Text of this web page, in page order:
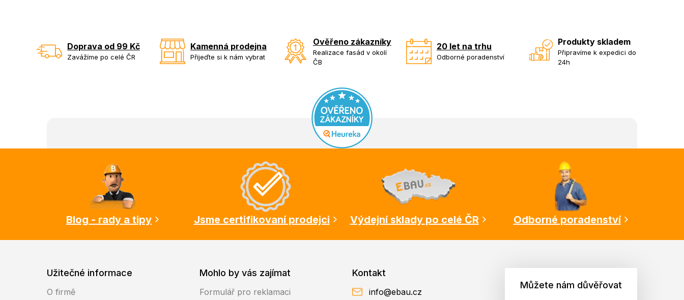
Doprava od 99 Kč
Zavážíme po celé ČR
Kamenná prodejna
Přijeďte si k nám vybrat
Ověřeno zákazníky
Realizace fasád v okolí
ČB
20 let na trhu
Odborné poradenství
Produkty skladem
Připravíme k expedici do
24h
Blog - rady a tipy
Jsme certifikovaní prodejci Výdejní sklady po celé ČR Odborné poradenství
Užitečné informace
O firmě
Mohlo by vás zajímat
Formulář pro reklamaci
Kontakt
info@ebau.cz
Můžete nám důvěřovat